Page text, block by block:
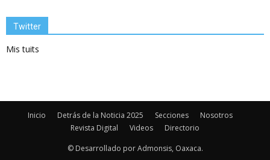
Twitter
Mis tuits
Inicio Detrás de la Noticia 2025 Secciones
Nosotros
Revista Digital
Videos
Directorio
© Desarrollado por Admonsis, Oaxaca.